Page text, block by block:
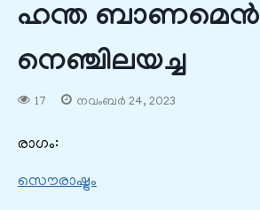
ഹന്ത ബാണമെൻ
നെഞ്ചിലയച്ച
17 നവംബർ 24, 2023
രാഗം:
സൌരാഷ്ട്രം